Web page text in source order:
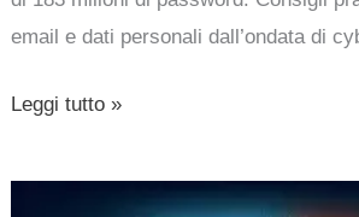
email e dati personali dall’ondata di
Leggi tutto »